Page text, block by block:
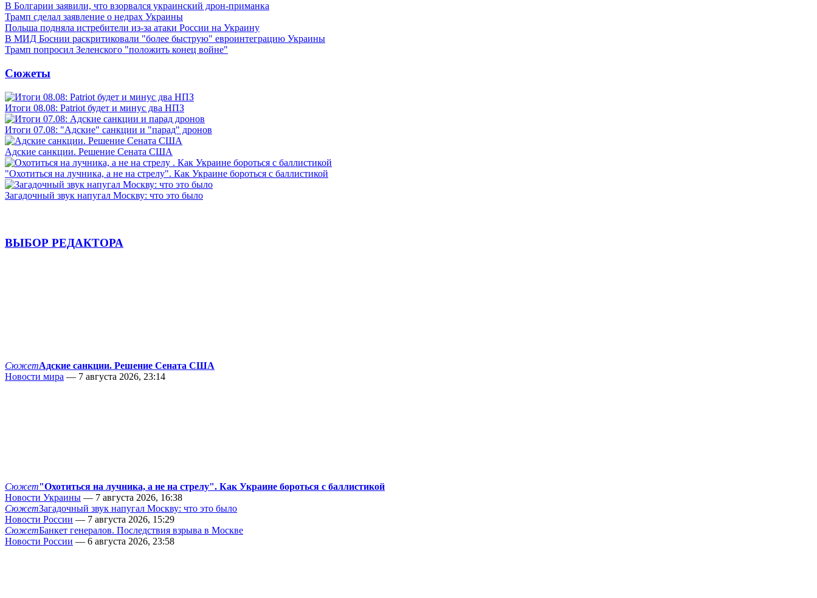
В Болгарии заявили, что взорвался украинский дрон-приманка
Трамп сделал заявление о недрах Украины
Польша подняла истребители из-за атаки России на Украину
В МИД Боснии раскритиковали "более быструю" евроинтеграцию Украины
Трамп попросил Зеленского "положить конец войне"
Сюжеты
Итоги 08.08: Patriot будет и минус два НПЗ
Итоги 07.08: "Адские" санкции и "парад" дронов
Адские санкции. Решение Сената США
"Охотиться на лучника, а не на стрелу". Как Украине бороться с баллистикой
Загадочный звук напугал Москву: что это было
ВЫБОР РЕДАКТОРА
СюжетАдские санкции. Решение Сената США
Новости мира — 7 августа 2026, 23:14
Сюжет"Охотиться на лучника, а не на стрелу". Как Украине бороться с баллистикой
Новости Украины — 7 августа 2026, 16:38
СюжетЗагадочный звук напугал Москву: что это было
Новости России — 7 августа 2026, 15:29
СюжетБанкет генералов. Последствия взрыва в Москве
Новости России — 6 августа 2026, 23:58